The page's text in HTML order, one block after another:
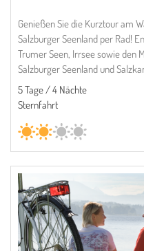
Genießen Sie die Kurztour am
Salzburger Seenland per Rad!
Trumer Seen, Irrsee sowie den
Salzburger Seenland und
5 Tage / 4 Nächte
Sternfahrt